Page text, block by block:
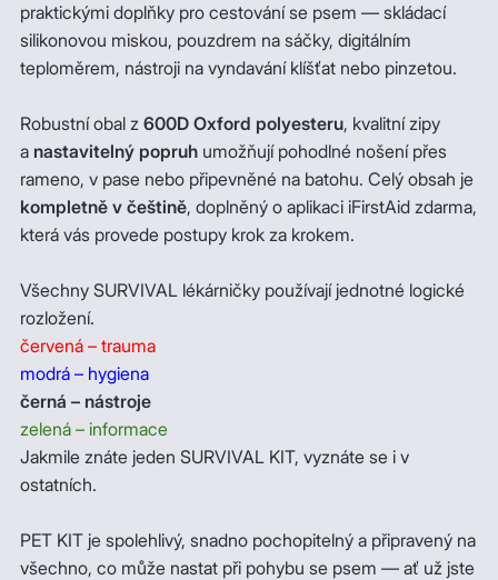
praktickými doplňky pro cestování se psem — skládací
silikonovou miskou, pouzdrem na sáčky, digitálním
teploměrem, nástroji na vyndavání klíšťat nebo pinzetou.
Robustní obal z 600D Oxford polyesteru, kvalitní zipy
a nastavitelný popruh umožňují pohodlné nošení přes
rameno, v pase nebo připevněné na batohu. Celý obsah je
kompletně v češtině, doplněný o aplikaci iFirstAid zdarma,
která vás provede postupy krok za krokem.
Všechny SURVIVAL lékárničky používají jednotné logické
rozložení.
červená – trauma
modrá – hygiena
černá – nástroje
zelená – informace
Jakmile znáte jeden SURVIVAL KIT, vyznáte se i v
ostatních.
PET KIT je spolehlivý, snadno pochopitelný a připravený na
všechno, co může nastat při pohybu se psem — ať už jste